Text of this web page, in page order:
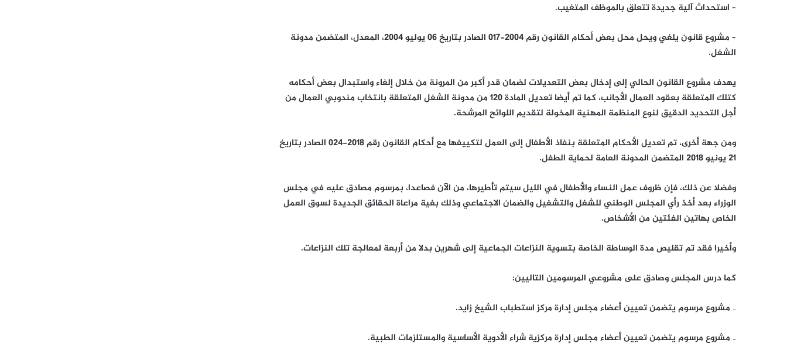
– استحداث آلية جديدة تتعلق بالموظف المتغيب.
– مشروع قانون يلغي ويحل محل بعض أحكام القانون رقم 2004-017 الصادر بتاريخ 06 يوليو 2004، المعدل، المتضمن مدونة
الشغل.
يهدف مشروع القانون الحالي إلى إدخال بعض التعديلات لضمان قدر أكبر من المرونة من خلال إلغاء واستبدال بعض أحكامه
كتلك المتعلقة بعقود العمال الأجانب، كما تم أيضا تعديل المادة 120 من مدونة الشغل المتعلقة بانتخاب مندوبي العمال من
أجل التحديد الدقيق لنوع المنظمة المهنية المخولة لتقديم اللوائح المرشحة.
ومن جهة أخرى، تم تعديل الأحكام المتعلقة بنفاذ الأطفال إلى العمل لتكييفها مع أحكام القانون رقم 2018-024 الصادر بتاريخ
21 يونيو 2018 المتضمن المدونة العامة لحماية الطفل.
وفضلا عن ذلك، فإن ظروف عمل النساء والأطفال في الليل سيتم تأطيرها، من الآن فصاعدا، بمرسوم مصادق عليه في مجلس
الوزراء بعد أخذ رأي المجلس الوطني للشغل والتشغيل والضمان الاجتماعي وذلك بغية مراعاة الحقائق الجديدة لسوق العمل
الخاص بهاتين الفئتين من الأشخاص.
وأخيرا فقد تم تقليص مدة الوساطة الخاصة بتسوية النزاعات الجماعية إلى شهرين بدلا من أربعة لمعالجة تلك النزاعات.
كما درس المجلس وصادق على مشروعي المرسومين التاليين:
‐ مشروع مرسوم يتضمن تعيين أعضاء مجلس إدارة مركز استطباب الشيخ زايد.
‐ مشروع مرسوم يتضمن تعيين أعضاء مجلس إدارة مركزية شراء الأدوية الأساسية والمستلزمات الطبية.